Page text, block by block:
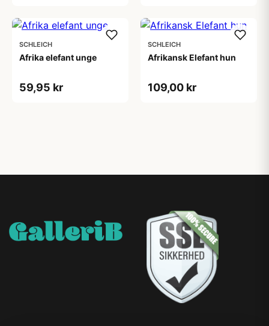
SCHLEICH
Afrika elefant unge
59,95 kr
SCHLEICH
Afrikansk Elefant hun
109,00 kr